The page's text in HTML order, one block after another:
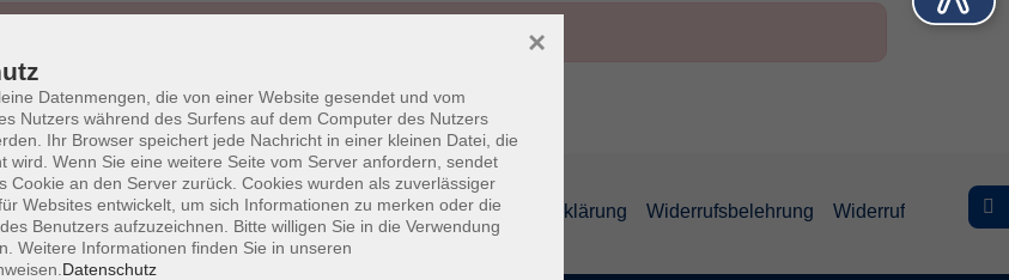
Impressum AGBs Datenschutzerklärung Barrierefreiheitserklärung Widerrufsbelehrung Widerruf
Datenmengen, die von einer Website gesendet und vom
Nutzers während des Surfens auf dem Computer des Nutzers
Ihr Browser speichert jede Nachricht in einer kleinen Datei, die
wird. Wenn Sie eine weitere Seite vom Server anfordern, sendet
Cookie an den Server zurück. Cookies wurden als zuverlässiger
Websites entwickelt, um sich Informationen zu merken oder die
Benutzers aufzuzeichnen. Bitte willigen Sie in die Verwendung
Weitere Informationen finden Sie in unseren
Datenschutz
×